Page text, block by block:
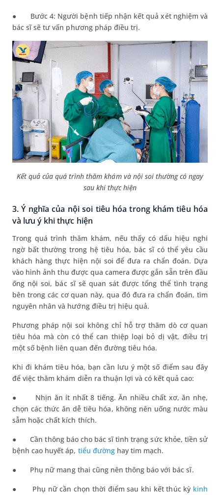
● Bước4: Người bệnh tiếp nhận kết quả xét nghiệm và
bác sĩ sẽ tư vấn phương pháp điều trị.
Kết quả của quá trình thăm khám và nội soi thường có ngay
sau khi thực hiện
3. Ý nghĩa của nội soi tiêu hóa trong khám tiêu hóa
và lưu ý khi thực hiện
Trong quá trình thăm khám, nếu thấy có dấu hiệu nghi
ngờ bất thường trong hệ tiêu hóa, bác sĩ có thể yêu cầu
khách hàng thực hiện nội soi để đưa ra chẩn đoán. Dựa
vào hình ảnh thu được qua camera được gắn sẵn trên đầu
ống nội soi, bác sĩ sẽ quan sát được tổng thể tình trạng
bên trong các cơ quan này, qua đó đưa ra chẩn đoán, tìm
nguyên nhân và hướng điều trị hiệu quả.
Phương pháp nội soi không chỉ hỗ trợ thăm dò cơ quan
tiêu hóa mà còn có thể can thiệp loại bỏ dị vật, điều trị
một số bệnh liên quan đến đường tiêu hóa.
Khi đi khám tiêu hóa, bạn cần lưu ý một số điểm sau đây
để việc thăm khám diễn ra thuận lợi và có kết quả cao:
● Nhịn ăn ít nhất 8 tiếng.Ăn nhiều chất xơ, ăn nhẹ,
chọn các thức ăn dễ tiêu hóa, không nên uống nước màu
sẫm hoặc chất kích thích.
●
Cần thông báo cho bác sĩ tình trạng sức khỏe, tiền sử
bệnh cao huyết áp, tiểu đườnghay tim mạch.
● Phụ nữ mang thai cũng nên thông báo với bác sĩ.
● Phụ nữ cần chọn thời điểm sau khi kết thúc kỳ kinh